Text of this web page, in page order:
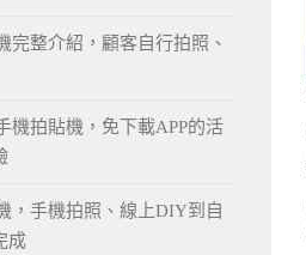
完整介紹，顧客自行拍照、
機拍貼機，免下載APP的活
，手機拍照、線上DIY到自
成